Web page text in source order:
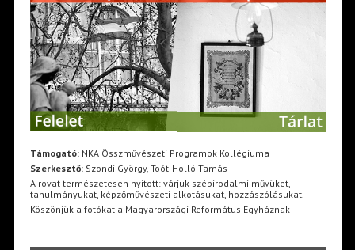
Támogató:NKA Összművészeti Programok Kollégiuma
Szerkesztő:Szondi György, Toót-Holló Tamás
A rovat természetesen nyitott: várjuk szépirodalmi művüket,
tanulmányukat, képzőművészeti alkotásukat, hozzászólásukat.
Köszönjük a fotókat a Magyarországi Református Egyháznak